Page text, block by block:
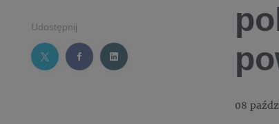
Udostępnij
08